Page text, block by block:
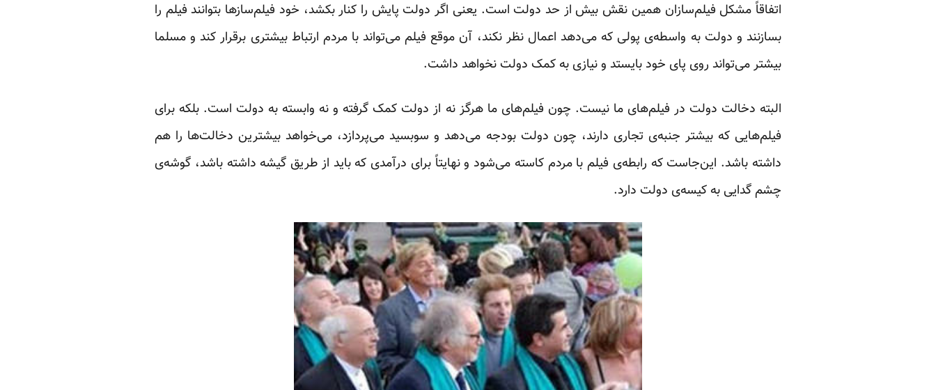
اتفاقاً مشکل فیلم‌سازان همین نقش بیش از حد دولت است. یعنی اگر دولت پایش را کنار بکشد، خود فیلم‌سازها بتوانند فیلم را
بسازنند و دولت به واسطه‌ی پولی که می‌دهد اعمال نظر نکند، آن موقع فیلم می‌تواند با مردم ارتباط بیشتری برقرار کند و مسلما
بیشتر می‌تواند روی پای خود بایستد و نیازی به کمک دولت نخواهد داشت.
البته دخالت دولت در فیلم‌های ما نیست. چون فیلم‌های ما هرگز نه از دولت کمک گرفته و نه وابسته به دولت است. بلکه برای
فیلم‌هایی که بیشتر جنبه‌ی تجاری دارند، چون دولت بودجه می‌دهد و سوبسید می‌پردازد، می‌خواهد بیشترین دخالت‌ها را هم
داشته باشد. این‌جاست که رابطه‌ی فیلم با مردم کاسته می‌شود و نهایتاً برای درآمدی که باید از طریق گیشه داشته باشد، گوشه‌ی
چشم گدایی به کیسه‌ی دولت دارد.